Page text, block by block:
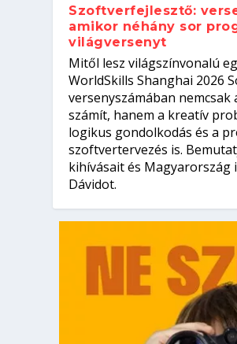
Kitalálod, mire
Írta: Tóth Mónika |2026.
Nem sikerült az
Írta: Oláh Erika |2026. augusztus. 4.
Szoftverfejlesztő:
el a világversenyt...
Írta: Szakmát Szerzek |2026.
Digitális detox –
Írta: Oláh Erika |2026. augusztus. 3.
Szoftverfejlesztő:
amikor néhány sor
világversenyt
Mitől lesz világszínvonalú
WorldSkills Shanghai 2026
versenyszámában
számít, hanem a kreatív
logikus gondolkodás és a
szoftvertervezés is.
kihívásait és
Dávidot.